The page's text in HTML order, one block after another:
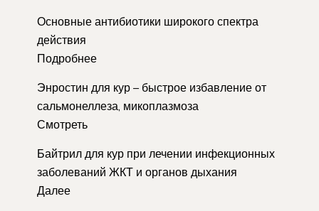
Основные антибиотики широкого спектра
действия
Подробнее
Энростин для кур – быстрое избавление от
сальмонеллеза, микоплазмоза
Смотреть
Байтрил для кур при лечении инфекционных
заболеваний ЖКТ и органов дыхания
Далее